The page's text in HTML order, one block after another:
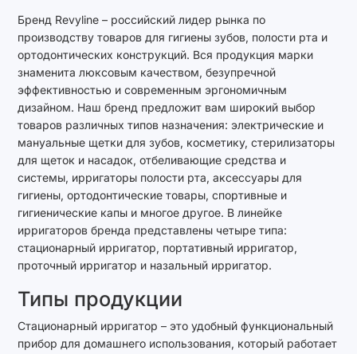
Бренд Revyline – российский лидер рынка по
производству товаров для гигиены зубов, полости рта и
ортодонтических конструкций. Вся продукция марки
знаменита люксовым качеством, безупречной
эффективностью и современным эргономичным
дизайном. Наш бренд предложит вам широкий выбор
товаров различных типов назначения: электрические и
мануальные щетки для зубов, косметику, стерилизаторы
для щеток и насадок, отбеливающие средства и
системы, ирригаторы полости рта, аксессуары для
гигиены, ортодонтические товары, спортивные и
гигиенические капы и многое другое. В линейке
ирригаторов бренда представлены четыре типа:
стационарный ирригатор, портативный ирригатор,
проточный ирригатор и назальный ирригатор.
Типы продукции
Стационарный ирригатор – это удобный функциональный
прибор для домашнего использования, который работает